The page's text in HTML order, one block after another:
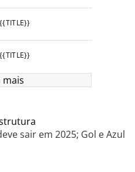
{{TITLE}}
{{TITLE}}
mais
sair em 2025; Gol e Azul